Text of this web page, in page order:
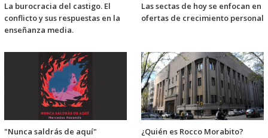
La burocracia del castigo. El
conflicto y sus respuestas en la
enseñanza media.
Las sectas de hoy se enfocan en
ofertas de crecimiento personal
"Nunca saldrás de aquí" ¿Quién es Rocco Morabito?